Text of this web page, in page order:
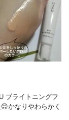
ブライトニングフ
かなりやわらかく